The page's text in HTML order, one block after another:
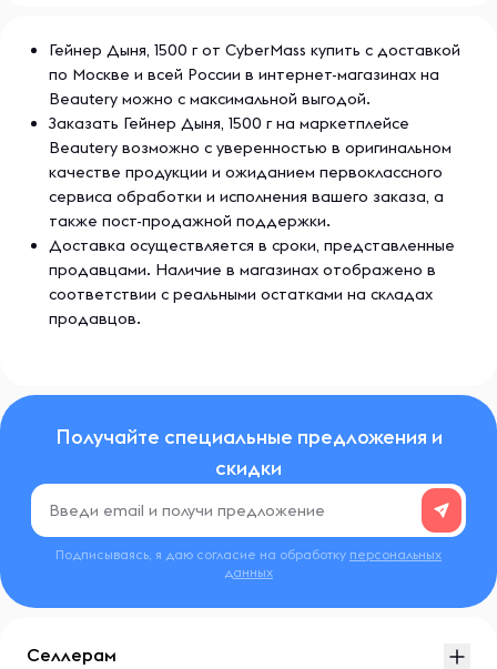
Гейнер Дыня, 1500 г от CyberMass купить с доставкой
по Москве и всей России в интернет-магазинах на
Beautery можно с максимальной выгодой.
Заказать Гейнер Дыня, 1500 г на маркетплейсе
Beautery возможно с уверенностью в оригинальном
качестве продукции и ожиданием первоклассного
сервиса обработки и исполнения вашего заказа, а
также пост-продажной поддержки.
Доставка осуществляется в сроки, представленные
продавцами. Наличие в магазинах отображено в
соответствии с реальными остатками на складах
продавцов.
Получайте специальные предложения и
скидки
Подписываясь, я даю согласие на обработку персональных
данных
Селлерам